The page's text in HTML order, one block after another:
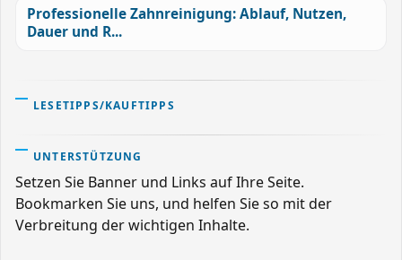
Professionelle Zahnreinigung: Ablauf, Nutzen,
Dauer und R...
LESETIPPS/KAUFTIPPS
UNTERSTÜTZUNG
Setzen Sie Banner und Links auf Ihre Seite.
Bookmarken Sie uns, und helfen Sie so mit der
Verbreitung der wichtigen Inhalte.